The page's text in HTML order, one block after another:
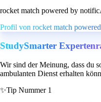
rocket match powered by
Profil von rocket match
StudySmarter
Wir sind der Meinung, dass du
ambulanten Dienst erhalten
✨Tip Nummer 1